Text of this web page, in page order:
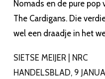
Nomads en de pure pop
The Cardigans. Die
wel een draadje in het
SIETSE MEIJER | NRC
HANDELSBLAD, 9